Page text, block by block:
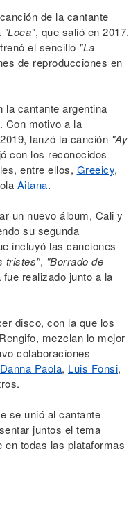
de la cantante
"Loca", que salió en 2017.
el sencillo "La
de reproducciones en
la cantante argentina
. Con motivo a la
lanzó la canción "Ay
con los reconocidos
entre ellos, Greeicy,
Aitana.
un nuevo álbum, Cali y
su segunda
incluyó las canciones
tristes", "Borrado de
realizado junto a la
disco, con la que los
mezclan lo mejor
colaboraciones
Danna Paola, Luis Fonsi,
se unió al cantante
juntos el tema
en todas las plataformas